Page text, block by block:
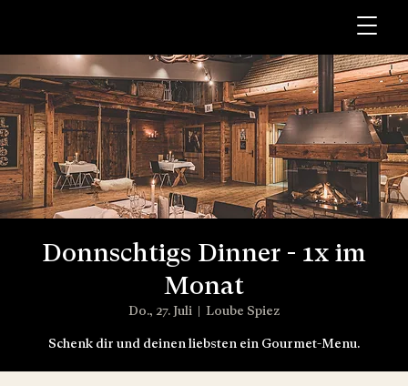
Donnschtigs Dinner - 1x im
Monat
Do., 27. Juli
  |
Loube Spiez
Schenk dir und deinen liebsten ein Gourmet-Menu.